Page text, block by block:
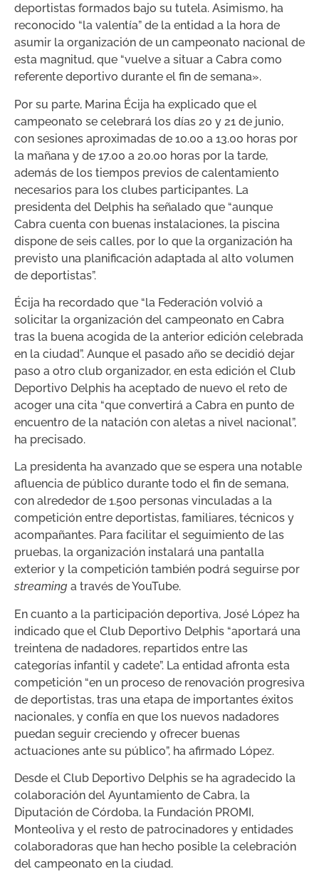
deportistas formados bajo su tutela. Asimismo, ha
reconocido “la valentía” de la entidad a la hora de
asumir la organización de un campeonato nacional de
esta magnitud, que “vuelve a situar a Cabra como
referente deportivo durante el fin de semana».
Por su parte, Marina Écija ha explicado que el
campeonato se celebrará los días 20 y 21 de junio,
con sesiones aproximadas de 10.00 a 13.00 horas por
la mañana y de 17.00 a 20.00 horas por la tarde,
además de los tiempos previos de calentamiento
necesarios para los clubes participantes. La
presidenta del Delphis ha señalado que “aunque
Cabra cuenta con buenas instalaciones, la piscina
dispone de seis calles, por lo que la organización ha
previsto una planificación adaptada al alto volumen
de deportistas”.
Écija ha recordado que “la Federación volvió a
solicitar la organización del campeonato en Cabra
tras la buena acogida de la anterior edición celebrada
en la ciudad”. Aunque el pasado año se decidió dejar
paso a otro club organizador, en esta edición el Club
Deportivo Delphis ha aceptado de nuevo el reto de
acoger una cita “que convertirá a Cabra en punto de
encuentro de la natación con aletas a nivel nacional”,
ha precisado.
La presidenta ha avanzado que se espera una notable
afluencia de público durante todo el fin de semana,
con alrededor de 1.500 personas vinculadas a la
competición entre deportistas, familiares, técnicos y
acompañantes. Para facilitar el seguimiento de las
pruebas, la organización instalará una pantalla
exterior y la competición también podrá seguirse por
streaming a través de YouTube.
En cuanto a la participación deportiva, José López ha
indicado que el Club Deportivo Delphis “aportará una
treintena de nadadores, repartidos entre las
categorías infantil y cadete”. La entidad afronta esta
competición “en un proceso de renovación progresiva
de deportistas, tras una etapa de importantes éxitos
nacionales, y confía en que los nuevos nadadores
puedan seguir creciendo y ofrecer buenas
actuaciones ante su público”, ha afirmado López.
Desde el Club Deportivo Delphis se ha agradecido la
colaboración del Ayuntamiento de Cabra, la
Diputación de Córdoba, la Fundación PROMI,
Monteoliva y el resto de patrocinadores y entidades
colaboradoras que han hecho posible la celebración
del campeonato en la ciudad.